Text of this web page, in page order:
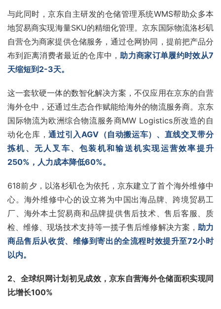
与此同时，京东自主研发的仓储管理系统WMS帮助众多本
地贸易商实现海量SKU的精细化管理。京东国际物流洛杉矶
自营仓为商家提供仓储服务，通过仓网协同，提前把产品分
布到距离消费者最近的仓库中，助力商家订单履约时效从7
天缩短到2-3天。
这一套软硬一体的数智化解决方案，不仅应用在京东的自营
海外仓中，还通过生态合作赋能给海外的物流服务商。京东
国际物流为欧洲综合物流服务商MW Logistics所改造的自
动化仓库，通过引入AGV（自动搬运车）、直线交叉带分
拣机、无人叉车、包装机和输送机实现运营效率提升
250%，人力成本降低60%。
618前夕，以洛杉矶仓为依托，京东建立了首个海外维修中
心。海外维修中心的设立将为中国出海品牌、跨境贸易工
厂、海外本土贸易商和品牌提供售后技术、售后客服、质
检、维修、现场技术支持等一揽子售后维修解决方案， 助力
商品售后从收货、维修到寄出的全流程时效提升至72小时
以内。
2、全球织网计划初见成效，京东自营海外仓储面积实现同
比增长100%